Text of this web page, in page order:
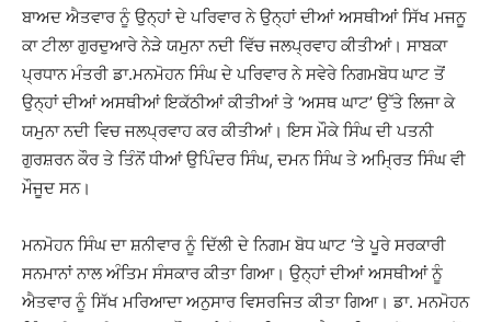
ਬਾਅਦ ਐਤਵਾਰ ਨੂੰ ਉਨ੍ਹਾਂ ਦੇ ਪਰਿਵਾਰ ਨੇ ਉਨ੍ਹਾਂ ਦੀਆਂ ਅਸਥੀਆਂ ਸਿੱਖ ਮਜਨੂ
ਕਾ ਟੀਲਾ ਗੁਰਦੁਆਰੇ ਨੇੜੇ ਯਮੁਨਾ ਨਦੀ ਵਿੱਚ ਜਲਪ੍ਰਵਾਹ ਕੀਤੀਆਂ। ਸਾਬਕਾ
ਪ੍ਰਧਾਨ ਮੰਤਰੀ ਡਾ.ਮਨਮੋਹਨ ਸਿੰਘ ਦੇ ਪਰਿਵਾਰ ਨੇ ਸਵੇਰੇ ਨਿਗਮਬੋਧ ਘਾਟ ਤੋਂ
ਉਨ੍ਹਾਂ ਦੀਆਂ ਅਸਥੀਆਂ ਇਕੱਠੀਆਂ ਕੀਤੀਆਂ ਤੇ ‘ਅਸਥ ਘਾਟ’ ਉੱਤੇ ਲਿਜਾ ਕੇ
ਯਮੁਨਾ ਨਦੀ ਵਿਚ ਜਲਪ੍ਰਵਾਹ ਕਰ ਕੀਤੀਆਂ। ਇਸ ਮੌਕੇ ਸਿੰਘ ਦੀ ਪਤਨੀ
ਗੁਰਸ਼ਰਨ ਕੌਰ ਤੇ ਤਿੰਨੋਂ ਧੀਆਂ ਉਪਿੰਦਰ ਸਿੰਘ, ਦਮਨ ਸਿੰਘ ਤੇ ਅਮ੍ਰਿਤ ਸਿੰਘ ਵੀ
ਮੌਜੂਦ ਸਨ।
ਮਨਮੋਹਨ ਸਿੰਘ ਦਾ ਸ਼ਨੀਵਾਰ ਨੂੰ ਦਿੱਲੀ ਦੇ ਨਿਗਮ ਬੋਧ ਘਾਟ ‘ਤੇ ਪੂਰੇ ਸਰਕਾਰੀ
ਸਨਮਾਨਾਂ ਨਾਲ ਅੰਤਿਮ ਸੰਸਕਾਰ ਕੀਤਾ ਗਿਆ। ਉਨ੍ਹਾਂ ਦੀਆਂ ਅਸਥੀਆਂ ਨੂੰ
ਐਤਵਾਰ ਨੂੰ ਸਿੱਖ ਮਰਿਆਦਾ ਅਨੁਸਾਰ ਵਿਸਰਜਿਤ ਕੀਤਾ ਗਿਆ। ਡਾ. ਮਨਮੋਹਨ